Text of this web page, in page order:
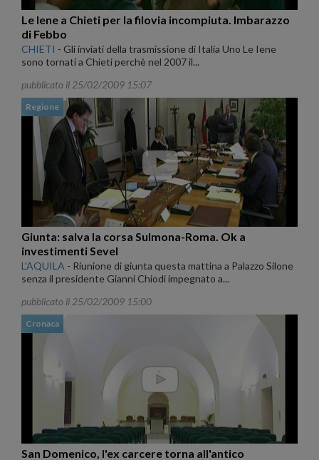
Le Iene a Chieti per la filovia incompiuta. Imbarazzo
di Febbo
CHIETI - Gli inviati della trasmissione di Italia Uno Le Iene
sono tornati a Chieti perchè nel 2007 il...
pubblicato il 25/02/2009 15:07
Regione
Giunta: salva la corsa Sulmona-Roma. Ok a
investimenti Sevel
L'AQUILA - Riunione di giunta questa mattina a Palazzo Silone
senza il presidente Gianni Chiodi impegnato a...
pubblicato il 25/02/2009 15:00
Cronaca
San Domenico, l'ex carcere torna all'antico